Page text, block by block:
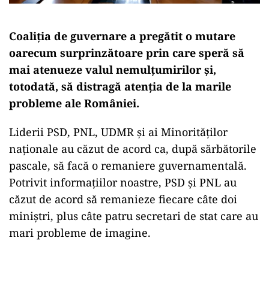
Coaliția de guvernare a pregătit o mutare
oarecum surprinzătoare prin care speră să
mai atenueze valul nemulțumirilor și,
totodată, să distragă atenția de la marile
probleme ale României.
Liderii PSD, PNL, UDMR și ai Minorităților
naționale au căzut de acord ca, după sărbătorile
pascale, să facă o remaniere guvernamentală.
Potrivit informațiilor noastre, PSD și PNL au
căzut de acord să remanieze fiecare câte doi
miniștri, plus câte patru secretari de stat care au
mari probleme de imagine.